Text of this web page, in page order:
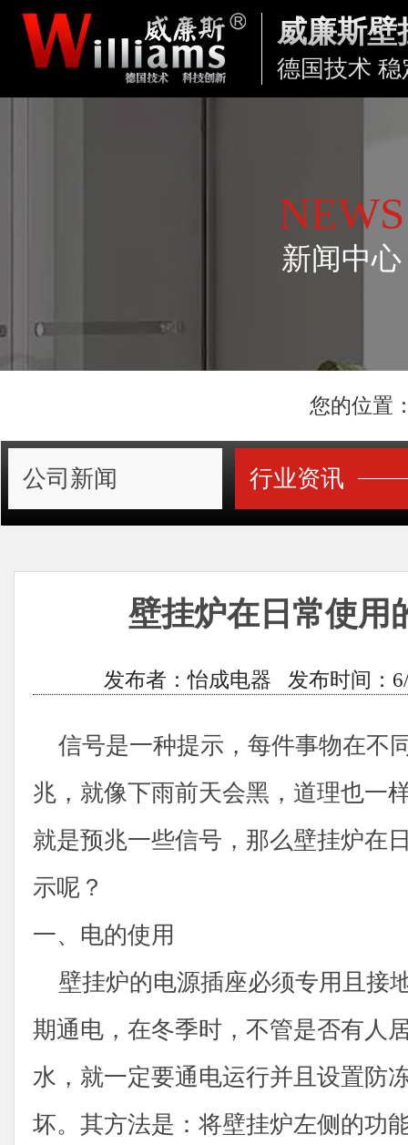
威廉斯壁
德国技术 稳
NEWS
新闻中心
您的位置
公司新闻 行业资讯
壁挂炉在日常使用
发布者：怡成电器 发布时间：
信号是一种提示，每件事物在不
兆，就像下雨前天会黑，道理也一
就是预兆一些信号，那么壁挂炉在
示呢？
一、电的使用
壁挂炉的电源插座必须专用且接
期通电，在冬季时，不管是否有人
水，就一定要通电运行并且设置防
坏。其方法是：将壁挂炉左侧的功